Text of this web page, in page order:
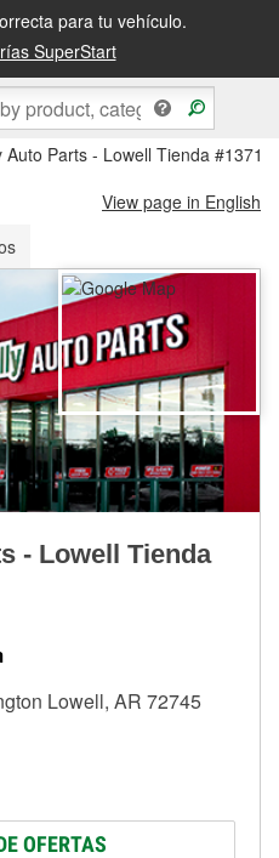
para tu vehículo.
SuperStart
o recógela en la tienda
Auto Parts - Lowell Tienda #1371
View page in English
- Lowell Tienda
Lowell, AR 72745
OFERTAS